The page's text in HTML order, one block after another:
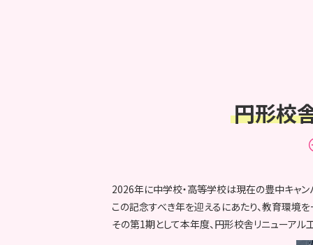
円形校
2026年に中学校・高等学校は現在の豊中キャン
この記念すべき年を迎えるにあたり、教育環境
その第1期として本年度、円形校舎リニューアル